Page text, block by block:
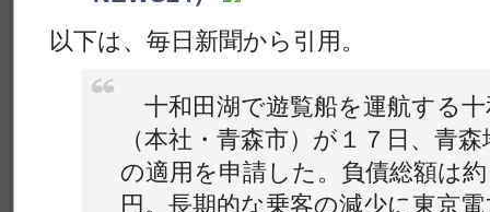
以下は、毎日新聞から引用。
十和田湖で遊覧船を運航する十
（本社・青森市）が１７日、青
の適用を申請した。負債総額は
円。長期的な乗客の減少に東京